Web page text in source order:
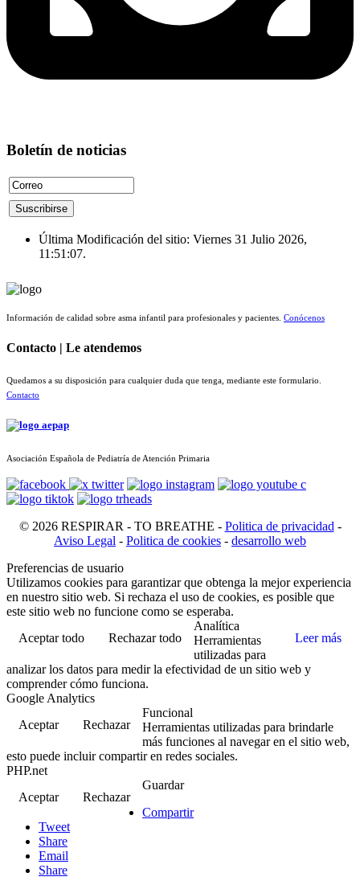
Boletín de noticias
Última Modificación del sitio: Viernes 31 Julio 2026,
11:51:07.
Información de calidad sobre asma infantil para profesionales y pacientes. Conócenos
Contacto | Le atendemos
Quedamos a su disposición para cualquier duda que tenga, mediante este formulario.
Contacto
Asociación Española de Pediatría de Atención Primaria
© 2026 RESPIRAR - TO BREATHE - Politica de privacidad -
Aviso Legal - Politica de cookies - desarrollo web
Preferencias de usuario
Utilizamos cookies para garantizar que obtenga la mejor experiencia
en nuestro sitio web. Si rechaza el uso de cookies, es posible que
este sitio web no funcione como se esperaba.
Aceptar todo
Rechazar todo Leer más
Analítica
Herramientas
utilizadas para
analizar los datos para medir la efectividad de un sitio web y
comprender cómo funciona.
Google Analytics
Aceptar
Rechazar
Funcional
Herramientas utilizadas para brindarle
más funciones al navegar en el sitio web,
esto puede incluir compartir en redes sociales.
PHP.net
Aceptar
Rechazar
Guardar
Compartir
Tweet
Share
Email
Share